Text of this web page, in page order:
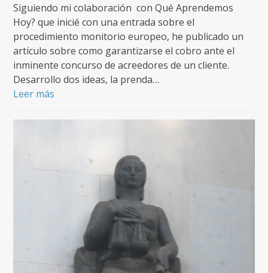
Siguiendo mi colaboración con Qué Aprendemos
Hoy? que inicié con una entrada sobre el
procedimiento monitorio europeo, he publicado un
artículo sobre como garantizarse el cobro ante el
inminente concurso de acreedores de un cliente.
Desarrollo dos ideas, la prenda…
Leer más